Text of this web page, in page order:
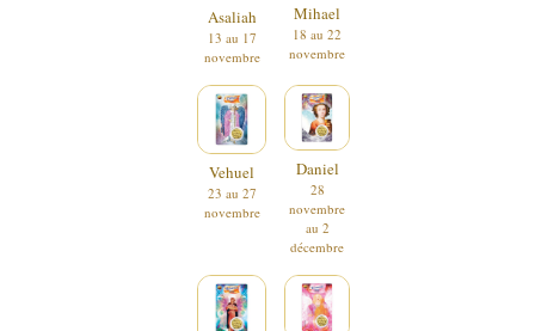
Asaliah
13 au 17
novembre
Mihael
18 au 22
novembre
Vehuel
23 au 27
novembre
Daniel
28
novembre
au 2
décembre